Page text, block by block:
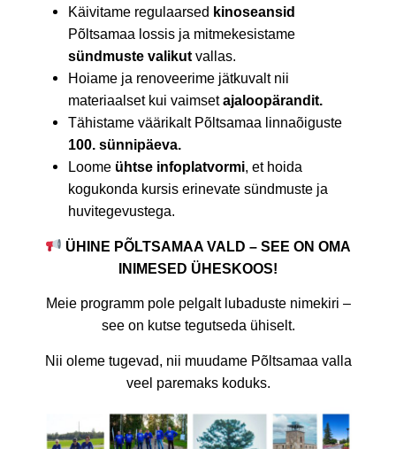
Käivitame regulaarsed kinoseansid
Põltsamaa lossis ja mitmekesistame
sündmuste valikut vallas.
Hoiame ja renoveerime jätkuvalt nii
materiaalset kui vaimsetajaloopärandit.
Tähistame väärikalt Põltsamaa linnaõiguste
100. sünnipäeva.
Loome ühtse infoplatvormi,et hoida
kogukonda kursis erinevate sündmuste ja
huvitegevustega.
ÜHINE PÕLTSAMAA VALD – SEE ON OMA
INIMESED ÜHESKOOS!
Meie programm pole pelgalt lubaduste nimekiri –
see on kutse tegutseda ühiselt.
Nii oleme tugevad, nii muudame Põltsamaa valla
veel paremaks koduks.